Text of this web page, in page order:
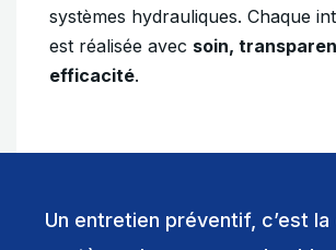
systèmes hydrauliques. Chaque
est réalisée avec soin,
efficacité.
Un entretien préventif, c’est la